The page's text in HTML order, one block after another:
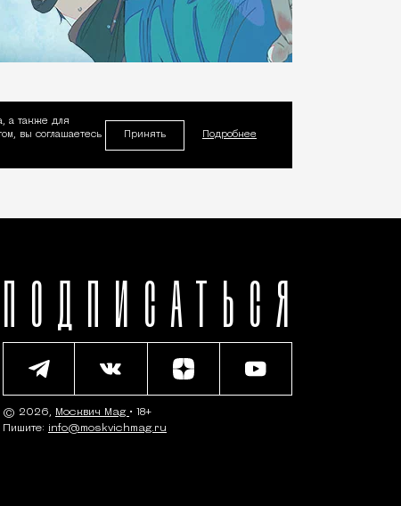
а также для
вы соглашаетесь
Принять Подробнее
ПОДПИСАТЬСЯ
© 2026, Москвич Mag • 18+
Пишите: info@moskvichmag.ru